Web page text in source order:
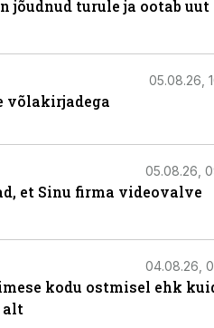
jõudnud turule ja ootab uut
05.08.26,
võlakirjadega
05.08.26,
et Sinu firma videovalve
04.08.26,
kodu ostmisel ehk
alt